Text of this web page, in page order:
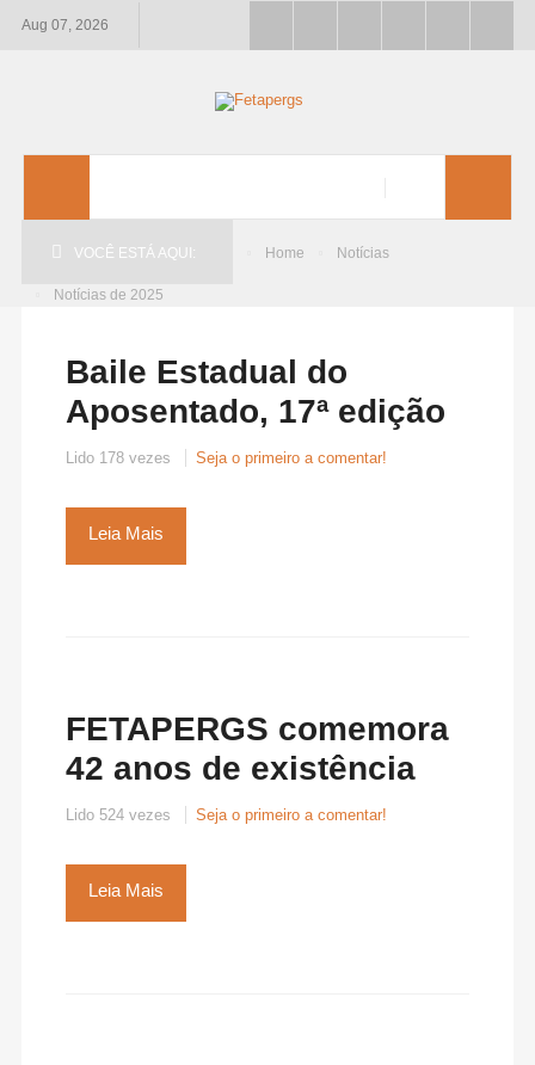
Aug 07, 2026
VOCÊ ESTÁ AQUI: Home Notícias
Notícias de 2025
Baile Estadual do
Aposentado, 17ª edição
Lido 178 vezes Seja o primeiro a comentar!
Leia Mais
FETAPERGS comemora
42 anos de existência
Lido 524 vezes Seja o primeiro a comentar!
Leia Mais